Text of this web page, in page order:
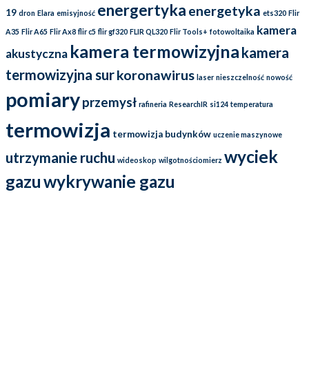
19 dron Elara emisyjność energertyka energetyka ets320 Flir
A35 Flir A65 Flir Ax8 flir c5 flir gf320 FLIR QL320 Flir Tools+ fotowoltaika kamera
akustyczna kamera termowizyjna kamera
termowizyjna surkoronawirus laser nieszczelność nowość
pomiaryprzemysł rafineria ResearchIR si124 temperatura
termowizja termowizja budynków uczenie maszynowe
utrzymanie ruchu wideoskop wilgotnościomierz wyciek
gazuwykrywanie gazu